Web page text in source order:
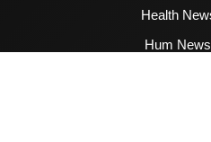
Health
Hum